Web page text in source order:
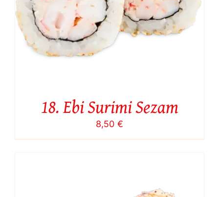
18. Ebi Surimi Sezam
8,50€